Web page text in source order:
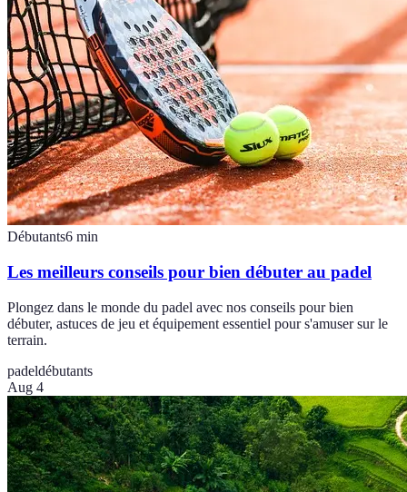
Débutants6 min
Les meilleurs conseils pour bien débuter au padel
Plongez dans le monde du padel avec nos conseils pour bien
débuter, astuces de jeu et équipement essentiel pour s'amuser sur le
terrain.
padeldébutants
Aug 4